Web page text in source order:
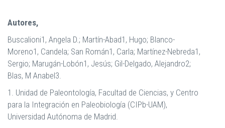
Autores,
Buscalioni1, Angela D.; Martín-Abad1, Hugo; Blanco-
Moreno1, Candela; San Román1, Carla; Martínez-Nebreda1,
Sergio; Marugán-Lobón1, Jesús; Gil-Delgado, Alejandro2;
Blas, M Anabel3.
1. Unidad de Paleontología, Facultad de Ciencias, y Centro
para la Integración en Paleobiología (CIPb-UAM),
Universidad Autónoma de Madrid.